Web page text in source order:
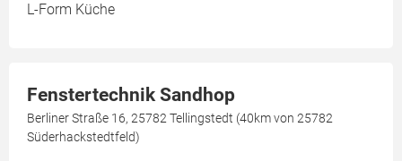
L-Form Küche
Fenstertechnik Sandhop
Berliner Straße 16, 25782 Tellingstedt (40km von 25782
Süderhackstedtfeld)